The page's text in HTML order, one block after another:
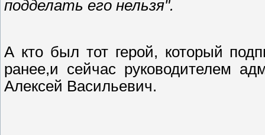
подделать его нельзя".
А кто был тот герой, который
ранее,и сейчас руководителем
Алексей Васильевич.